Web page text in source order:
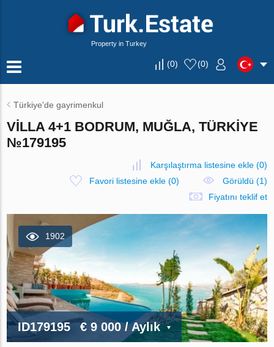
Property in Turkey
(0) (0)
Türkiye'de gayrimenkul
VILLA 4+1 BODRUM, MUĞLA, TÜRKIYE
№179195
Karşılaştırma listesine ekle(0)
Favori listesine ekle(0)
Görüldü (1)
Fiyatını teklif et
1902
ID179195 € 9 000/ Aylık